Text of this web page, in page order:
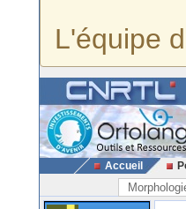
L'équipe
Accueil